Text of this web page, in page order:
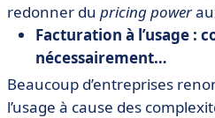
redonner du pricing power
Facturation à l’usage :
nécessairement…
Beaucoup d’entreprises
l’usage à cause des